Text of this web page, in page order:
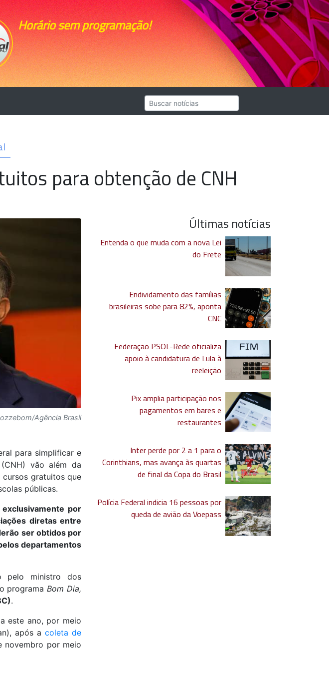
Horário sem programação!
para obtenção de CNH
Agência Brasil
para simplificar e
vão além da
cursos gratuitos que
públicas.
por
diretas entre
ser obtidos por
departamentos
pelo ministro dos
programaBom Dia,
.
este ano, por meio
após a coleta de
novembro por meio
Últimas notícias
Entenda o que muda com a nova Lei
do Frete
Endividamento das famílias
brasileiras sobe para 82%, aponta
CNC
Federação PSOL-Rede oficializa
apoio à candidatura de Lula à
reeleição
Pix amplia participação nos
pagamentos em bares e
restaurantes
Inter perde por 2 a 1 para o
Corinthians, mas avança às quartas
de final da Copa do Brasil
Polícia Federal indicia 16 pessoas por
queda de avião da Voepass